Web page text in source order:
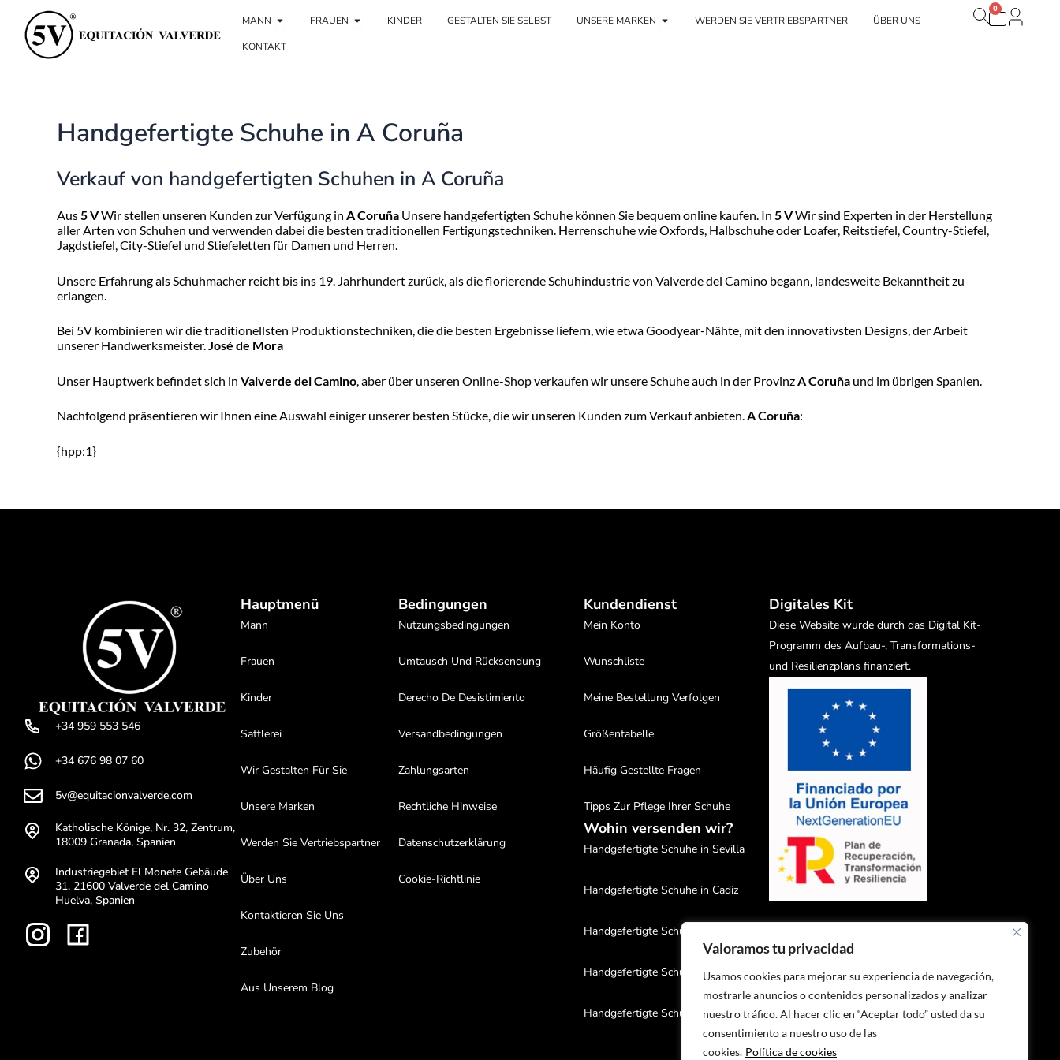
Valoramos tu privacidad
Usamos cookies para mejorar su experiencia de navegación,
mostrarle anuncios o contenidos personalizados y analizar
nuestro tráfico. Al hacer clic en “Aceptar todo” usted da su
consentimiento a nuestro uso de las
cookies. Política de cookies
Inhalt
springen
MANN Ouvrir Hombre
FRAUEN Ouvrir Mujer
KINDER GESTALTEN SIE SELBST UNSERE MARKEN Ouvrir Nuestras marcas
WERDEN SIE VERTRIEBSPARTNER ÜBER UNS
KONTAKT
0
Handgefertigte Schuhe in A Coruña
Verkauf von handgefertigten Schuhen in A Coruña
Aus5 VWir stellen unseren Kunden zur Verfügung in A Coruña Unsere handgefertigten Schuhe können Sie bequem online kaufen. In 5 VWir sind Experten in der Herstellung
aller Arten von Schuhen und verwenden dabei die besten traditionellen Fertigungstechniken. Herrenschuhe wie Oxfords, Halbschuhe oder Loafer, Reitstiefel, Country-Stiefel,
Jagdstiefel, City-Stiefel und Stiefeletten für Damen und Herren.
Unsere Erfahrung als Schuhmacher reicht bis ins 19. Jahrhundert zurück, als die florierende Schuhindustrie von Valverde del Camino begann, landesweite Bekanntheit zu
erlangen.
Bei 5V kombinieren wir die traditionellsten Produktionstechniken, die die besten Ergebnisse liefern, wie etwa Goodyear-Nähte, mit den innovativsten Designs, der Arbeit
unserer Handwerksmeister.José de Mora
Unser Hauptwerk befindet sich in Valverde del Camino , aber über unseren Online-Shop verkaufen wir unsere Schuhe auch in der Provinz A Coruña und im übrigen Spanien.
Nachfolgend präsentieren wir Ihnen eine Auswahl einiger unserer besten Stücke, die wir unseren Kunden zum Verkauf anbieten.A Coruña:
{hpp:1}
+34 959 553 546
+34 676 98 07 60
5v@equitacionvalverde.com
Katholische Könige, Nr. 32, Zentrum,
18009 Granada, Spanien
Industriegebiet El Monete Gebäude
31, 21600 Valverde del Camino
Huelva, Spanien
Hauptmenü
Mann
Frauen
Kinder
Sattlerei
Wir Gestalten Für Sie
Unsere Marken
Werden Sie Vertriebspartner
Über Uns
Kontaktieren Sie Uns
Zubehör
Aus Unserem Blog
Bedingungen
Nutzungsbedingungen
Umtausch Und Rücksendung
Derecho De Desistimiento
Versandbedingungen
Zahlungsarten
Rechtliche Hinweise
Datenschutzerklärung
Cookie-Richtlinie
Kundendienst
Mein Konto
Wunschliste
Meine Bestellung Verfolgen
Größentabelle
Häufig Gestellte Fragen
Tipps Zur Pflege Ihrer Schuhe
Wohin versenden wir?
Handgefertigte Schuhe in Sevilla
Handgefertigte Schuhe in Cadiz
Handgefertigte Schuhe in Malaga
Handgefertigte Schuhe in Granada
Handgefertigte Schuhe in Huelva
Handgefertigte Schuhe in Jaén
Digitales Kit
Diese Website wurde durch das Digital Kit-
Programm des Aufbau-, Transformations-
und Resilienzplans finanziert.